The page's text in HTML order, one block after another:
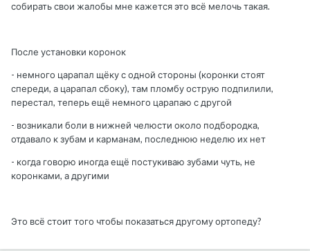
собирать свои жалобы мне кажется это всё мелочь такая.
После установки коронок
- немного царапал щёку с одной стороны (коронки стоят
спереди, а царапал сбоку), там пломбу острую подпилили,
перестал, теперь ещё немного царапаю с другой
- возникали боли в нижней челюсти около подбородка,
отдавало к зубам и карманам, последнюю неделю их нет
- когда говорю иногда ещё постукиваю зубами чуть, не
коронками, а другими
Это всё стоит того чтобы показаться другому ортопеду?